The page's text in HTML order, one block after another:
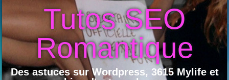
Tutos SEO
Romantique
Des astuces sur Wordpress, 3615 Mylife et